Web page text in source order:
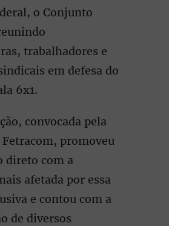
o Conjunto
trabalhadores e
em defesa do
6x1.
convocada pela
Fetracom, promoveu
direto com a
afetada por essa
e contou com a
de diversos